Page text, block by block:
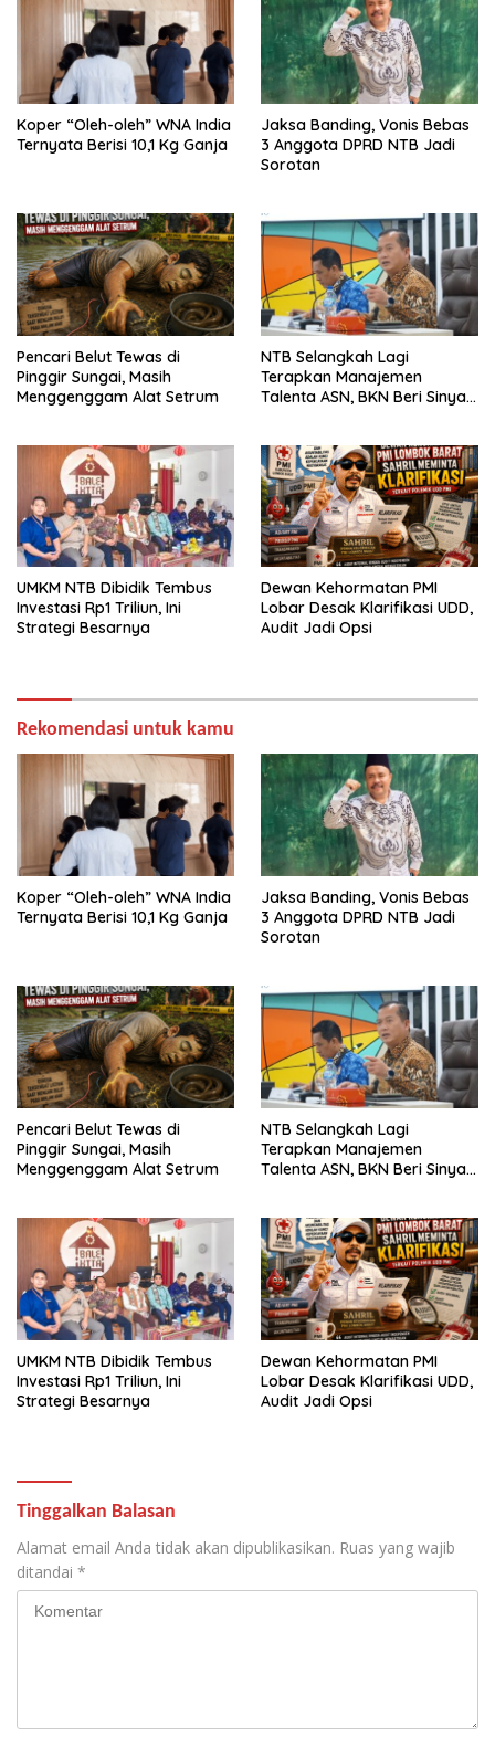
Koper “Oleh-oleh” WNA India
Ternyata Berisi 10,1 Kg Ganja
Jaksa Banding, Vonis Bebas
3 Anggota DPRD NTB Jadi
Sorotan
Pencari Belut Tewas di
Pinggir Sungai, Masih
Menggenggam Alat Setrum
NTB Selangkah Lagi
Terapkan Manajemen
Talenta ASN, BKN Beri Sinyal
UMKM NTB Dibidik Tembus
Investasi Rp1 Triliun, Ini
Strategi Besarnya
Dewan Kehormatan PMI
Lobar Desak Klarifikasi UDD,
Audit Jadi Opsi
Rekomendasi untuk kamu
Koper “Oleh-oleh” WNA India
Ternyata Berisi 10,1 Kg Ganja
Jaksa Banding, Vonis Bebas
3 Anggota DPRD NTB Jadi
Sorotan
Pencari Belut Tewas di
Pinggir Sungai, Masih
Menggenggam Alat Setrum
NTB Selangkah Lagi
Terapkan Manajemen
Talenta ASN, BKN Beri Sinyal
UMKM NTB Dibidik Tembus
Investasi Rp1 Triliun, Ini
Strategi Besarnya
Dewan Kehormatan PMI
Lobar Desak Klarifikasi UDD,
Audit Jadi Opsi
Tinggalkan Balasan
Alamat email Anda tidak akan dipublikasikan. Ruas yang wajib
ditandai *